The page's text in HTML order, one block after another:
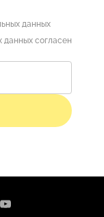
данных
данных согласен